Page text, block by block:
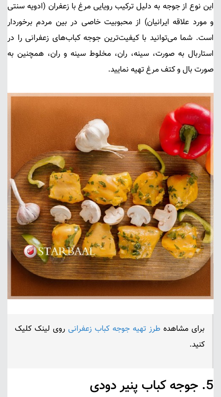
این نوع از جوجه به دلیل ترکیب رویایی مرغ با زعفران (ادویه سنتی
و مورد علاقه ایرانیان) از محبوبیت خاصی در بین مردم برخوردار
است. شما می‌توانید با کیفیت‌ترین جوجه کباب‌های زعفرانی را در
استاربال به صورت، سینه، ران، مخلوط سینه و ران، همچنین به
صورت بال وکتف مرغتهیه نمایید.
برای مشاهده طرز تهیه جوجه کباب زعفرانی روی لینک کلیک
کنید.
5. جوجه کباب پنیر دودی